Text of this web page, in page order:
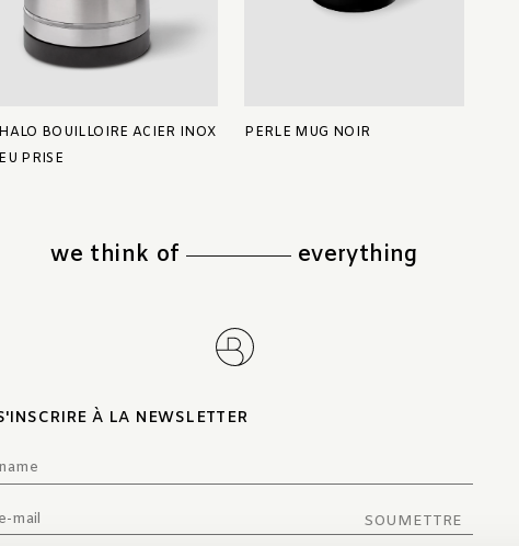
HALO BOUILLOIRE ACIER INOX
EU PRISE
PERLE MUG NOIR
we think of everything
À LA NEWSLETTER
SOUMETTRE